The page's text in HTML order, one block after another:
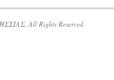
All Rights Reserved.